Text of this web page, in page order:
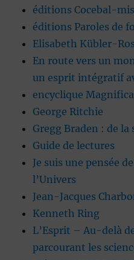
éditions Cocebal-
éditions Paroles de
Elisabeth Kübler-
En route vers un
un esprit intégratif
encyclique
George Ritchie
Gregg Braden : de
Guide de lectures
Je suis une pensée
l’Univers
Jean-Jacques
Kenneth Ring
L’Esprit – Au-delà
parcourant les